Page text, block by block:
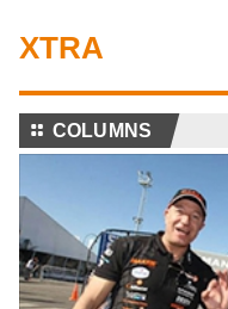
XTRA
⚏ COLUMNS